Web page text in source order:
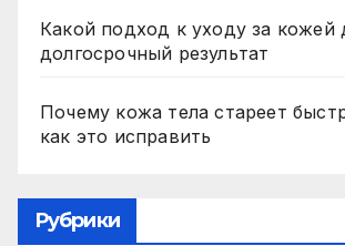
Какой подход к уходу за кожей
долгосрочный результат
Почему кожа тела стареет
как это исправить
Рубрики